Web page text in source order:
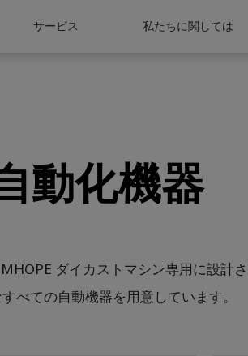
サービス 私たちに関しては
動化機器
ダイカストマシン専用に設計
べての自動機器を用意しています。